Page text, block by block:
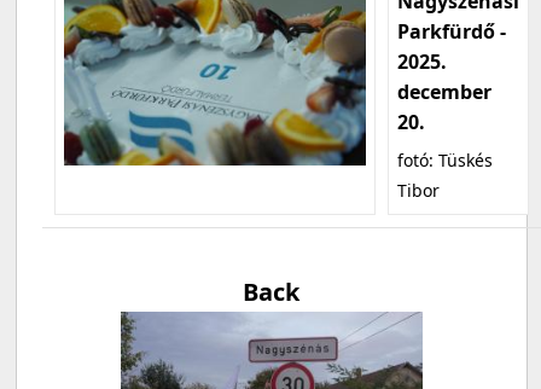
Parkfürdő -
2025.
december
20.
fotó: Tüskés
Tibor
Back